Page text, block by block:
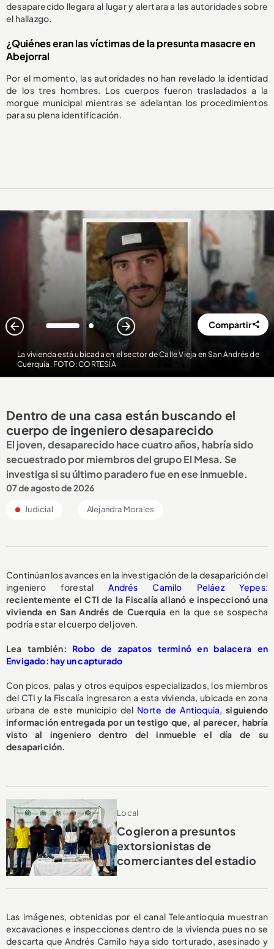
desaparecido llegara al lugar y alertara a las autoridades sobre
el hallazgo.
¿Quiénes eran las víctimas de la presunta masacre en
Abejorral
Por el momento, las autoridades no han revelado la identidad
de los tres hombres. Los cuerpos fueron trasladados a la
morgue municipal mientras se adelantan los procedimientos
para su plena identificación.
La vivienda está ubicada en el sector de Calle Vieja en San Andrés de
Cuerquia. FOTO: CORTESÍA
1 2 Compartir
Dentro de una casa están buscando el
cuerpo de ingeniero desaparecido
El joven, desaparecido hace cuatro años, habría sido
secuestrado por miembros del grupo El Mesa. Se
investiga si su último paradero fue en ese inmueble.
07 de agosto de 2026
Judicial Alejandra Morales
Continúan los avances en la investigación de la desaparición del
ingeniero forestalAndrés Camilo Peláez Yepes:
recientemente el CTI de la Fiscalía allanó e inspeccionó una
vivienda en San Andrés de Cuerquia en la que se sospecha
podría estar el cuerpo del joven.
Lea también: Robo de zapatos terminó en balacera en
Envigado: hay un capturado
Con picos, palas y otros equipos especializados, los miembros
del CTI y la Fiscalía ingresaron a esta vivienda, ubicada en zona
urbana de este municipio del Norte de Antioquia, siguiendo
información entregada por un testigo que, al parecer, habría
visto al ingeniero dentro del inmueble el día de su
desaparición.
Local
Cogieron a presuntos
extorsionistas de
comerciantes del estadio
Las imágenes, obtenidas por el canal Teleantioquia muestran
excavaciones e inspecciones dentro de la vivienda pues no se
descarta que Andrés Camilo haya sido torturado, asesinado y